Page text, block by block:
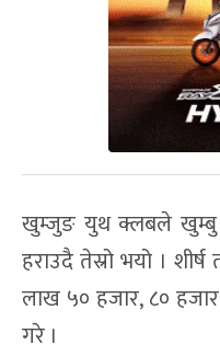
खुम्जुङ युथ क्लबले खुम्बु
हराउदै तेस्रो भयो ।
लाख ५० हजार, ८०
गरे ।